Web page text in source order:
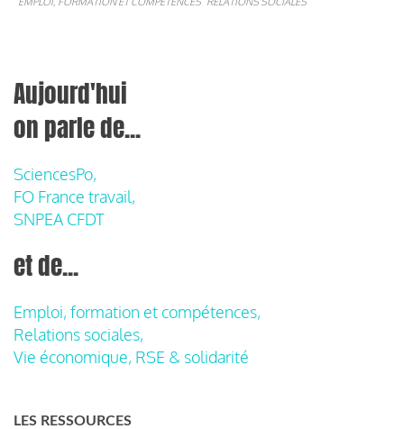
Aujourd'hui
on parle de...
SciencesPo,
FO France travail,
SNPEA CFDT
et de...
Emploi, formation et compétences,
Relations sociales,
Vie économique, RSE & solidarité
LES RESSOURCES